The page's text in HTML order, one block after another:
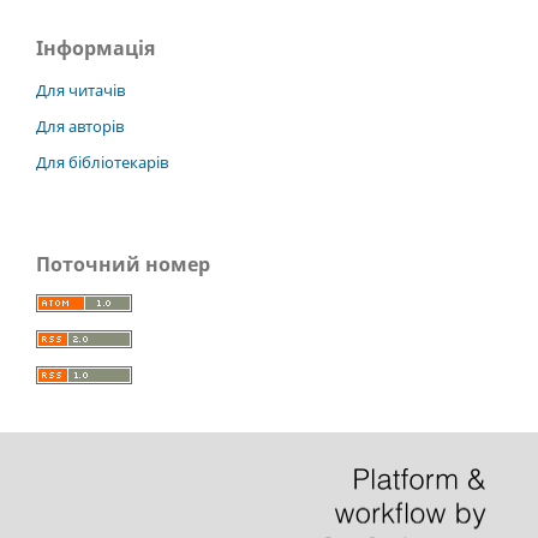
Інформація
Для читачів
Для авторів
Для бібліотекарів
Поточний номер